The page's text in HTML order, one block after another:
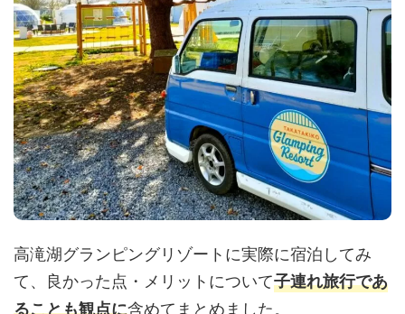
高滝湖グランピングリゾートに実際に宿泊してみ
て、良かった点・メリットについて子連れ旅行であ
ることも観点に含めてまとめました。